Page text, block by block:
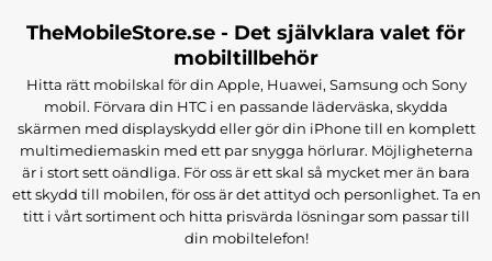
TheMobileStore.se - Det självklara valet för
mobiltillbehör
Hitta rätt mobilskal för din Apple, Huawei, Samsung och Sony
mobil. Förvara din HTC i en passande läderväska, skydda
skärmen med displayskydd eller gör din iPhone till en komplett
multimediemaskin med ett par snygga hörlurar. Möjligheterna
är i stort sett oändliga. För oss är ett skal så mycket mer än bara
ett skydd till mobilen, för oss är det attityd och personlighet. Ta en
titt i vårt sortiment och hitta prisvärda lösningar som passar till
din mobiltelefon!